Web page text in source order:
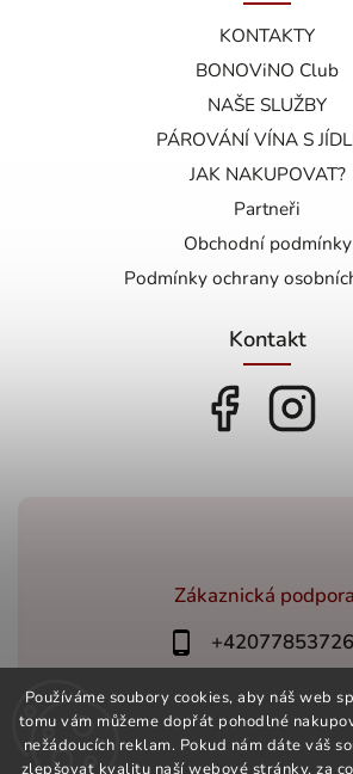
Používáme soubory cookies, aby náš web
tomu vám můžeme dopřát pohodlné
nežádoucích reklam. Pokud nám dáte váš
zlepšovat kvalitu naší webové stránky, za
Zákaznická
KONTAKTY
BONOViNO Club
NAŠE SLUŽBY
PÁROVÁNÍ VÍNA S
JAK NAKUPOVAT?
Partneři
Obchodní podmínky
Podmínky ochrany
Kontakt